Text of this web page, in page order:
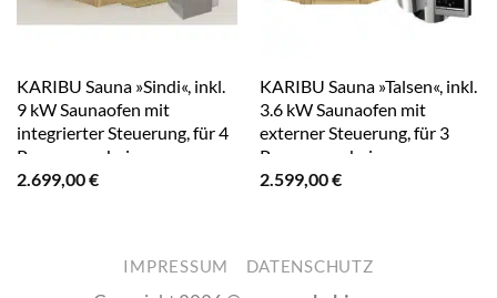
KARIBU Sauna »Sindi«, inkl.
9 kW Saunaofen mit
integrierter Steuerung, für 4
Personen – beige
2.699,00€
KARIBU Sauna »Talsen«, inkl.
3.6 kW Saunaofen mit
externer Steuerung, für 3
Personen – beige
2.599,00€
IMPRESSUM DATENSCHUTZ